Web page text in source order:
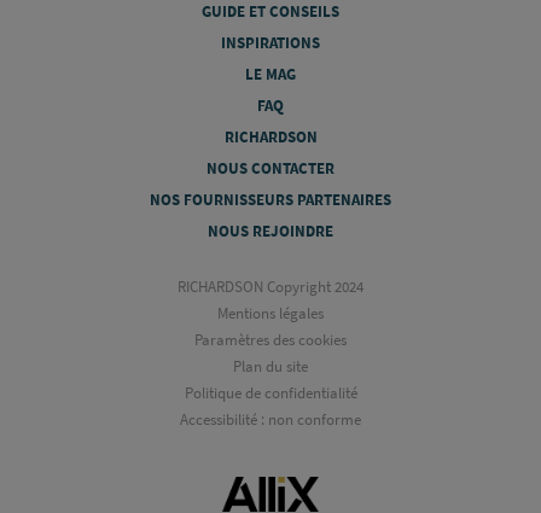
GUIDE ET CONSEILS
INSPIRATIONS
LE MAG
FAQ
RICHARDSON
NOUS CONTACTER
NOS FOURNISSEURS PARTENAIRES
NOUS REJOINDRE
RICHARDSON Copyright 2024
Mentions légales
Paramètres des cookies
Plan du site
Politique de confidentialité
Accessibilité : non conforme